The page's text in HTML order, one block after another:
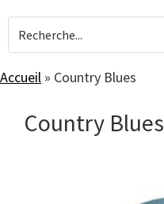
Accueil » Country Blues
Country Blues